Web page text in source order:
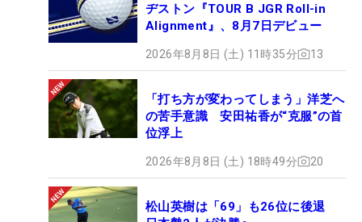
ヂストン『TOUR B JGR Roll-in
Alignment』、8月7日デビュー
2026年8月8日 (土) 11時35分 13
「打ち方が変わってしまう」洋芝へ
の苦手意識 安田祐香が“克服”の首
位浮上
2026年8月8日 (土) 18時49分 20
松山英樹は「69」も26位に後退